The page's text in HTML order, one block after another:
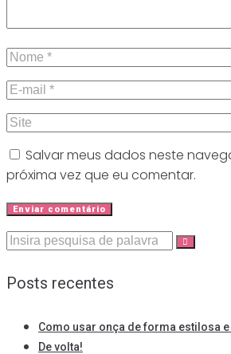
Salvar meus dados neste
próxima vez que eu comentar.
Procurar:
Posts recentes
Como usar onça de forma estilosa
De volta!